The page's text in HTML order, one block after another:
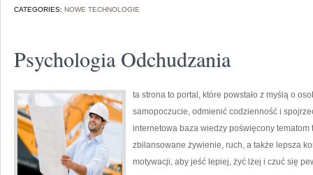
CATEGORIES: NOWE TECHNOLOGIE
Psychologia Odchudzania
ta strona to portal, które powstało z myślą o
samopoczucie, odmienić codzienność i
internetowa baza wiedzy poświęcony
zbilansowane żywienie, ruch, a także lepsza
motywacji, aby jeść lepiej, żyć lżej i czuć się